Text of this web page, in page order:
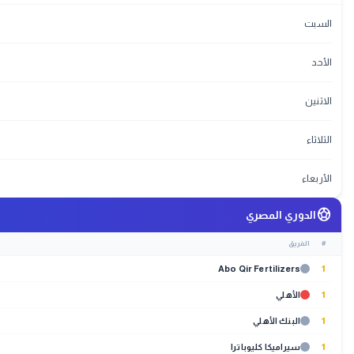
السبت
الأحد
الاثنين
الثلاثاء
الأربعاء
sports_soccerالدوري المصري
# الفريق
1
Abo Qir Fertilizers
1 الأهلي
1 البنك الأهلي
1 سيراميكا كليوباترا